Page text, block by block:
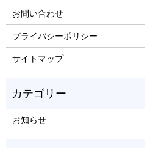
お問い合わせ
プライバシーポリシー
サイトマップ
お知らせ